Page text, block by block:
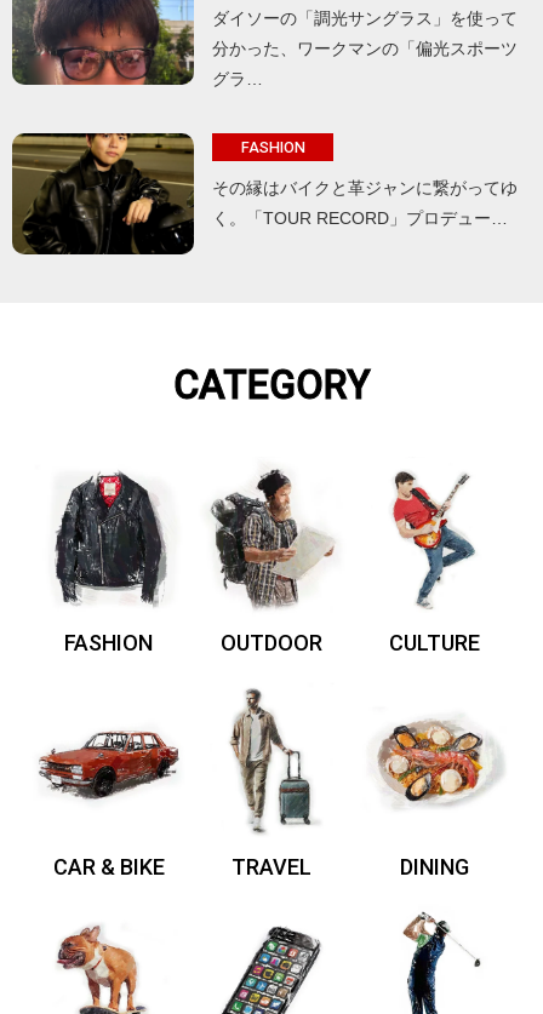
ダイソーの「調光サングラス」を使って
分かった、ワークマンの「偏光スポーツ
グラ…
FASHION
その縁はバイクと革ジャンに繋がってゆ
く。「TOUR RECORD」プロデュー…
CATEGORY
FASHION OUTDOOR CULTURE
CAR & BIKE TRAVEL DINING